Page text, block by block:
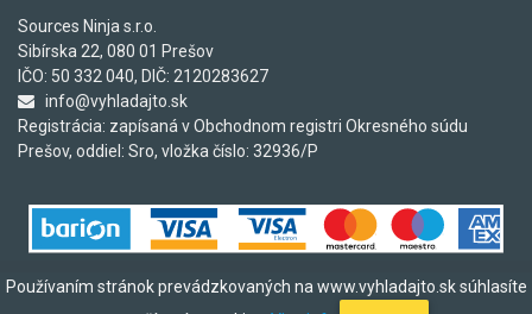
Sources Ninja s.r.o.
Sibírska 22, 080 01 Prešov
IČO: 50 332 040, DIČ: 2120283627
info@vyhladajto.sk
Registrácia: zapísaná v Obchodnom registri Okresného súdu
Prešov, oddiel: Sro, vložka číslo: 32936/P
©2017 Copyright Sources Ninja s.r.o. Created by DevelTip
Používaním stránok prevádzkovaných na www.vyhladajto.sk súhlasíte